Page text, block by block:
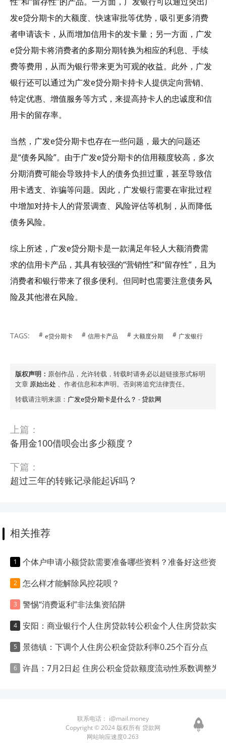
发e贷分期卡的大额度、快速审批等优势，吸引更多消费
者申请该卡，从而增加信用卡的发卡量；另一方面，广发
e贷分期卡将消费者的多期分期转换为相应的利息、手续
费等费用，从而为银行带来更为可观的收益。此外，广发
银行还可以通过为广发e贷分期卡持卡人提供定向营销、
特定优惠、增值服务等方式，来提高持卡人的忠诚度和信
用卡的留存率。
当然，广发e贷分期卡也存在一些问题，最大的问题还
是“债务风险”。由于广发e贷分期卡的信用额度较高，多次
分期消费可能会导致持卡人的债务负担过重，甚至导致信
用卡透支、诈骗等问题。因此，广发银行需要在审批过程
中增加对持卡人的背景调查、风险评估等机制，从而降低
债务风险。
综上所述，广发e贷分期卡是一款满足年轻人大额消费需
求的信用卡产品，其具有较强的“营销性”和“留存性”，且为
消费者和银行带来了很多便利。但同时也需要注意债务风
险及其他潜在风险。
TAGS: e贷分期卡 信用卡产品 大额度分期 广发银行
版权声明： 原创作品，允许转载，转载时请务必以超链接形式标明
文章 原始出处 、作者信息和本声明。否则将追究法律责任。
转载请注明来源： 广发e贷分期卡是什么？ -贷款网
上篇：
备用金100借呗会出多少额度？
下篇：
超过三年的转账记录能起诉吗？
相关推荐
个体户申请小额贷款需要准备哪些资料？准备好这些资料贷款轻松过关！
怎么样才能解除风控花呗？
警惕“消费返利”非法集资陷阱
安阳：商业银行个人住房贷款转公积金个人住房贷款实施细则（试行）
景德镇：下调个人住房公积金贷款利率0.25个百分点
许昌：7月2日起 住房公积金贷款额度流动性系数调整为1.1
联系电话： i@mail.money
Copyright © 2024 版权所有 贷款网
网站响应速度0.263